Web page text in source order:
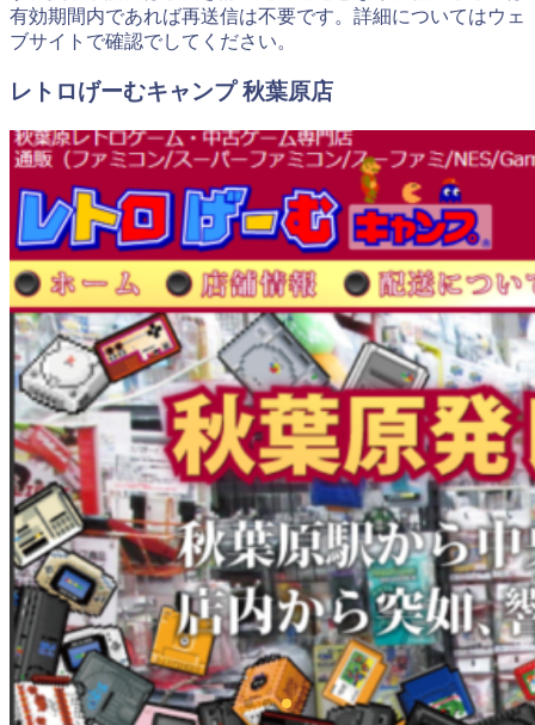
有効期間内であれば再送信は不要です。詳細についてはウェ
ブサイトで確認でしてください。
レトロげーむキャンプ 秋葉原店